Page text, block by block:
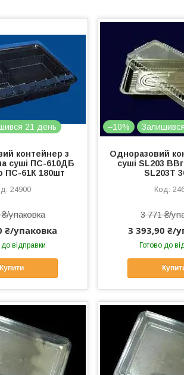
21 день
контейнер з
суші ПС-610ДБ
ПС-61К 180шт
24900
упаковка
₴/упаковка
до відправки
Купити
–10%
Одноразовий
суші SL203
SL203Т
3 771 ₴/
3 393,90 ₴/
Готово до